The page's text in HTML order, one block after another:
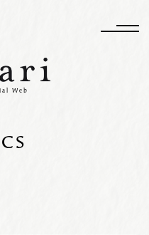
Web